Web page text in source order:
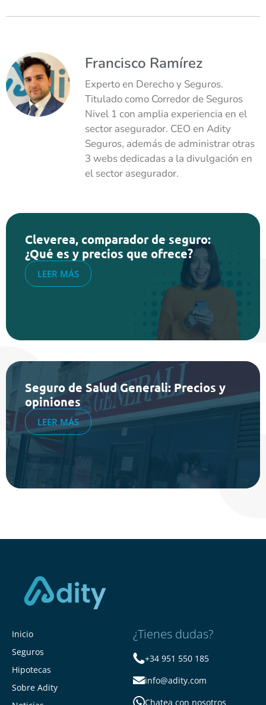
Francisco Ramírez
Experto en Derecho y Seguros.
Titulado como Corredor de Seguros
Nivel 1 con amplia experiencia en el
sector asegurador. CEO en Adity
Seguros, además de administrar otras
3 webs dedicadas a la divulgación en
el sector asegurador.
Cleverea, comparador de seguro:
¿Qué es y precios que ofrece?
LEER MÁS
Seguro de Salud Generali: Precios y
opiniones
LEER MÁS
Inicio
Seguros
Hipotecas
Sobre Adity
¿Tienes dudas?
+34 951 550 185
info@adity.com
Chatea con nosotros